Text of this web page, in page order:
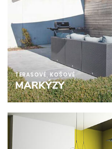
TERASOVÉ, KOŠOVÉ
MARKÝZY